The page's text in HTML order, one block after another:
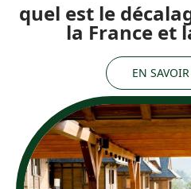
quel est le
la France et
EN